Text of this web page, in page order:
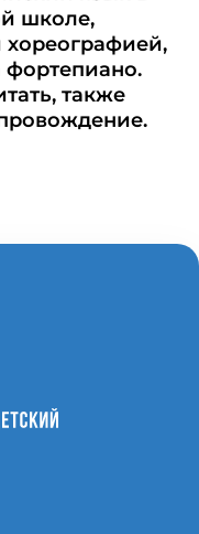
школе,
хореографией,
фортепиано.
также